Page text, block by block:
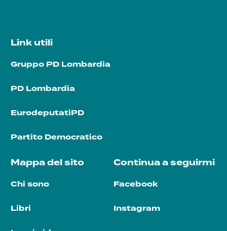
Link utili
Gruppo PD Lombardia
PD Lombardia
EurodeputatiPD
Partito Democratico
Mappa del sito
Chi sono
Libri
Continua a seguirmi
Facebook
Instagram